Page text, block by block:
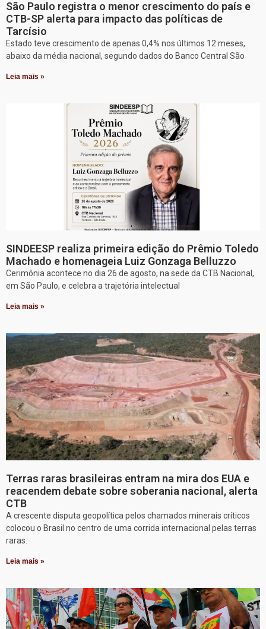
São Paulo registra o menor crescimento do país e
CTB-SP alerta para impacto das políticas de
Tarcísio
Estado teve crescimento de apenas 0,4% nos últimos 12 meses,
abaixo da média nacional, segundo dados do Banco Central São
Leia mais »
SINDEESP realiza primeira edição do Prêmio Toledo
Machado e homenageia Luiz Gonzaga Belluzzo
Cerimônia acontece no dia 26 de agosto, na sede da CTB Nacional,
em São Paulo, e celebra a trajetória intelectual
Leia mais »
Terras raras brasileiras entram na mira dos EUA e
reacendem debate sobre soberania nacional, alerta
CTB
A crescente disputa geopolítica pelos chamados minerais críticos
colocou o Brasil no centro de uma corrida internacional pelas terras
raras.
Leia mais »